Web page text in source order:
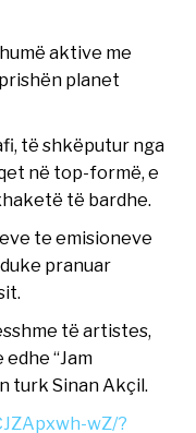
aktive me
planet
të shkëputur nga
në top-formë, e
të bardhe.
te emisioneve
pranuar
të artistes,
“Jam
turk Sinan Akçil.
wZ/?